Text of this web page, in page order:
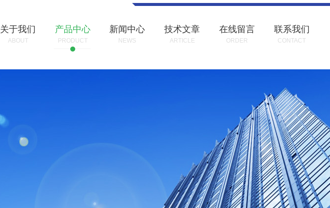
关于我们
ABOUT
产品中心
PRODUCT
新闻中心
NEWS
技术文章
ARTICLE
在线留言
ORDER
联系我们
CONTACT